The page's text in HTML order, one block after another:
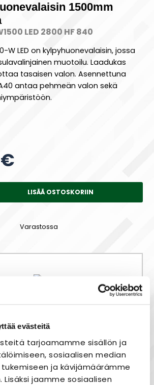
evästeitä
tarjoamamme sisällön ja
sosiaalisen median
ja kävijämäärämme
Lisäksi jaamme sosiaalisen
1500mm
LED 2800 HF 840
W LED on kylpyhuonevalaisin, jossa
muotoilu. Laadukas
tasaisen valon. Asennettuna
antaa pehmeän valon sekä
LISÄÄ OSTOSKORIIN
Varastossa
Nopea toimitus
Heti varastosta
Joustavat maksutavat